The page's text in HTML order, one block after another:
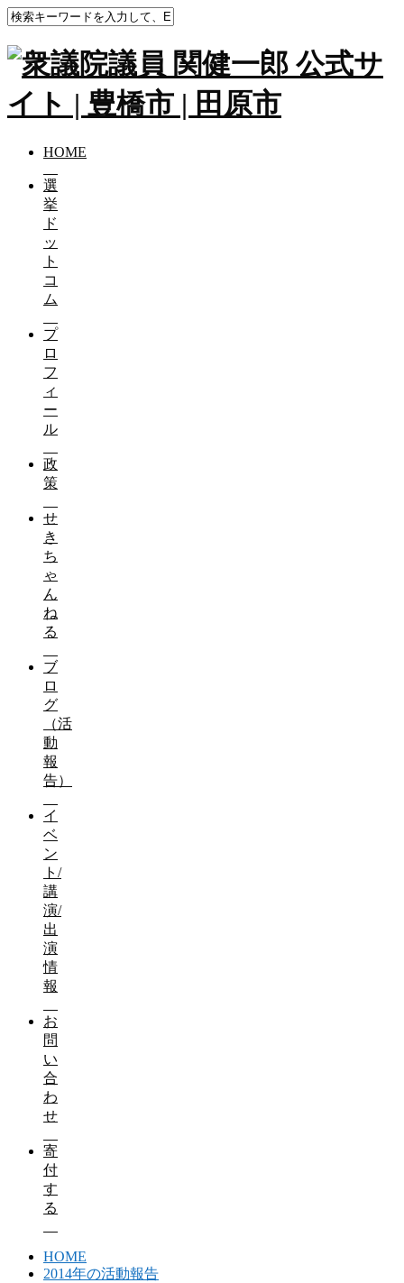
HOME
選
挙
ド
ッ
ト
コ
ム
プ
ロ
フ
ィ
ー
ル
政
策
せ
き
ち
ゃ
ん
ね
る
ブ
ロ
グ
（活
動
報
告）
イ
ベ
ン
ト/
講
演/
出
演
情
報
お
問
い
合
わ
せ
寄
付
す
る
HOME
2014年の活動報告